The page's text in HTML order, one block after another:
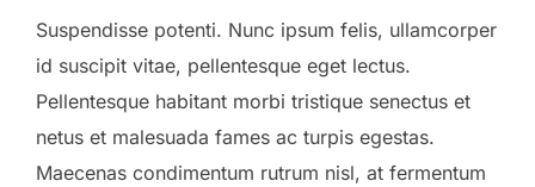
Suspendisse potenti. Nunc ipsum felis, ullamcorper
id suscipit vitae, pellentesque eget lectus.
Pellentesque habitant morbi tristique senectus et
netus et malesuada fames ac turpis egestas.
Maecenas condimentum rutrum nisl, at fermentum